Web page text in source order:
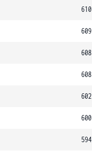
610
609
608
608
602
600
594